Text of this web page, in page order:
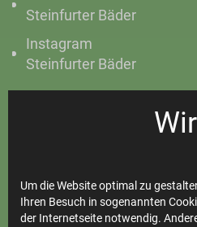
Um die Website optimal zu
Ihren Besuch in sogenannten
der Internetseite notwendig.
Steinfurter Bäder
Instagram
Steinfurter Bäder
Stadtwerke